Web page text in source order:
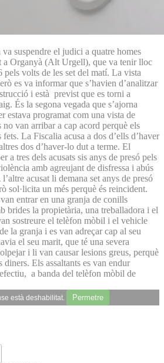
suspendre el judici a quatre homes
a Organyà (Alt Urgell), que va tenir lloc
volts de les set del matí. La vista
es va informar que s’havien d’analitzar
i està previst que es torni a
És la segona vegada que s’ajorna
estava programat com una vista de
van arribar a cap acord perquè els
La Fiscalia acusa a dos d’ells d’haver
dos d’haver-lo dut a terme. El
a tres dels acusats sis anys de presó pels
amb agreujant de disfressa i abús
acusat li demana set anys de presó
sol·licita un més perquè és reincident.
entrar en una granja de conills
brides la propietària, una treballadora i el
sostreure el telèfon mòbil i el vehicle
la granja i es van adreçar cap al seu
el seu marit, que té una severa
i li van causar lesions greus, perquè
diners. Els assaltants es van endur
a banda del telèfon mòbil de
està deshabilitat. Permetre